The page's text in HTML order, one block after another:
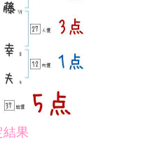
結果